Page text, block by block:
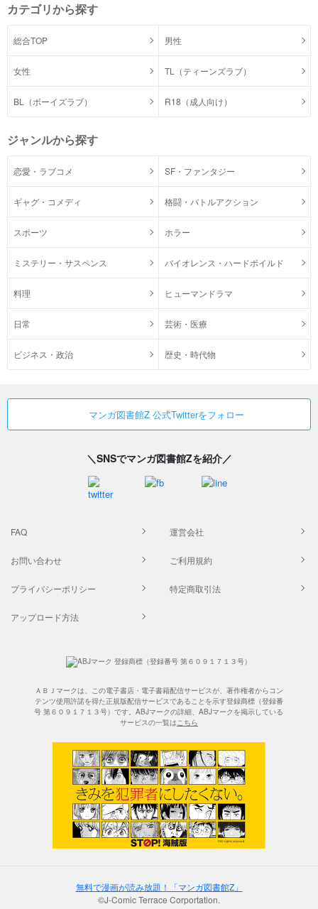
カテゴリから探す
総合TOP 男性
女性 TL（ティーンズラブ）
BL（ボーイズラブ） R18（成人向け）
ジャンルから探す
恋愛・ラブコメ SF・ファンタジー
ギャグ・コメディ 格闘・バトルアクション
スポーツ ホラー
ミステリー・サスペンス バイオレンス・ハードボイルド
料理 ヒューマンドラマ
日常 芸術・医療
ビジネス・政治 歴史・時代物
マンガ図書館Z 公式Twitterをフォロー
＼SNSでマンガ図書館Zを紹介／
FAQ 運営会社
お問い合わせ ご利用規約
プライバシーポリシー 特定商取引法
アップロード方法
ＡＢＪマークは、この電子書店・電子書籍配信サービスが、著作権者からコン
テンツ使用許諾を得た正規版配信サービスであることを示す登録商標（登録番
号 第６０９１７１３号）です。ABJマークの詳細、ABJマークを掲示している
サービスの一覧はこちら
無料で漫画が読み放題！「マンガ図書館Z」
©J-Comic Terrace Corportation.